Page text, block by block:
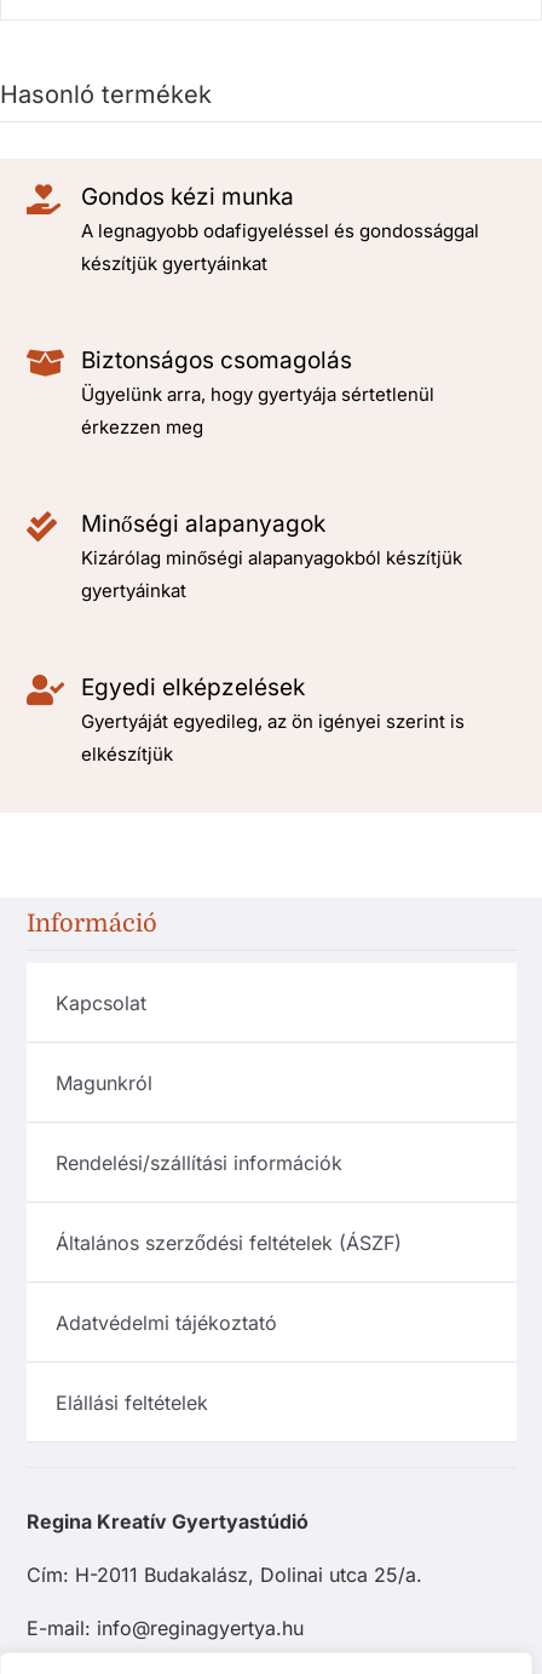
Hasonló termékek
Gondos kézi munka
A legnagyobb odafigyeléssel és gondossággal
készítjük gyertyáinkat
Biztonságos csomagolás
Ügyelünk arra, hogy gyertyája sértetlenül
érkezzen meg
Minőségi alapanyagok
Kizárólag minőségi alapanyagokból készítjük
gyertyáinkat
Egyedi elképzelések
Gyertyáját egyedileg, az ön igényei szerint is
elkészítjük
Információ
Kapcsolat
Magunkról
Rendelési/szállítási információk
Általános szerződési feltételek (ÁSZF)
Adatvédelmi tájékoztató
Elállási feltételek
Regina Kreatív Gyertyastúdió
Cím: H-2011 Budakalász, Dolinai utca 25/a.
E-mail: info@reginagyertya.hu